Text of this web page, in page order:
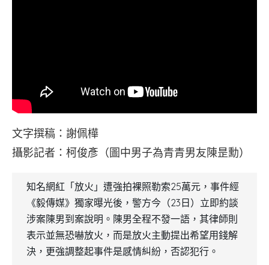
文字撰稿：謝佩樺
攝影記者：柯俊彥（圖中男子為青青男友陳昰勳）
知名網紅「放火」遭強拍裸照勒索25萬元，事件經
《毅傳媒》獨家曝光後，警方今（23日）立即約談
涉案陳男到案說明。陳男全程不發一語，其律師則
表示並無恐嚇放火，而是放火主動提出希望用錢解
決，更強調整起事件是感情糾紛，否認犯行。